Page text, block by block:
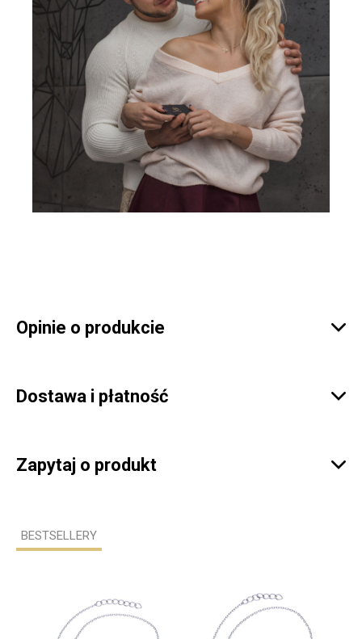
Opinie o produkcie 
Dostawa i płatność 
Zapytaj o produkt 
BESTSELLERY